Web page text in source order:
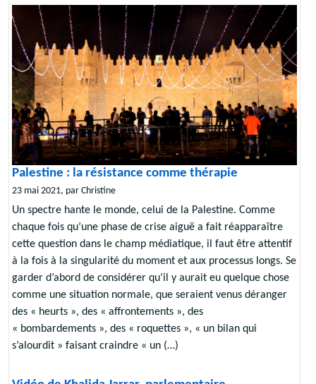
Palestine : la résistance comme thérapie
23 mai 2021, par Christine
Un spectre hante le monde, celui de la Palestine. Comme
chaque fois qu’une phase de crise aiguë a fait réapparaître
cette question dans le champ médiatique, il faut être attentif
à la fois à la singularité du moment et aux processus longs. Se
garder d’abord de considérer qu’il y aurait eu quelque chose
comme une situation normale, que seraient venus déranger
des « heurts », des « affrontements », des
« bombardements », des « roquettes », « un bilan qui
s’alourdit » faisant craindre « un (…)